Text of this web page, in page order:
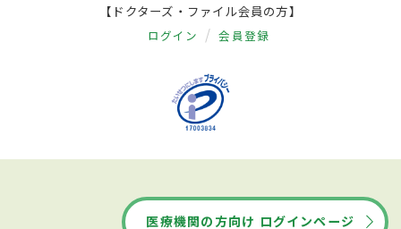
【ドクターズ・ファイル会員の方】
ログイン 会員登録
医療機関の方向け ログインページ